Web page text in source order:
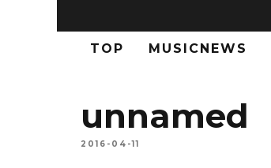
TOP MUSICNEWS
unnamed
2016-04-11